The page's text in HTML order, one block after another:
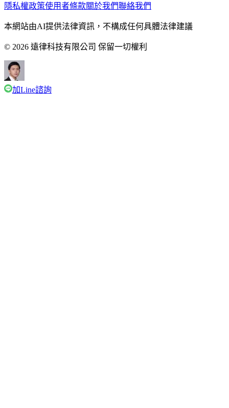
隱私權政策使用者條款關於我們聯絡我們
本網站由AI提供法律資訊，不構成任何具體法律建議
© 2026 遠律科技有限公司 保留一切權利
加Line諮詢